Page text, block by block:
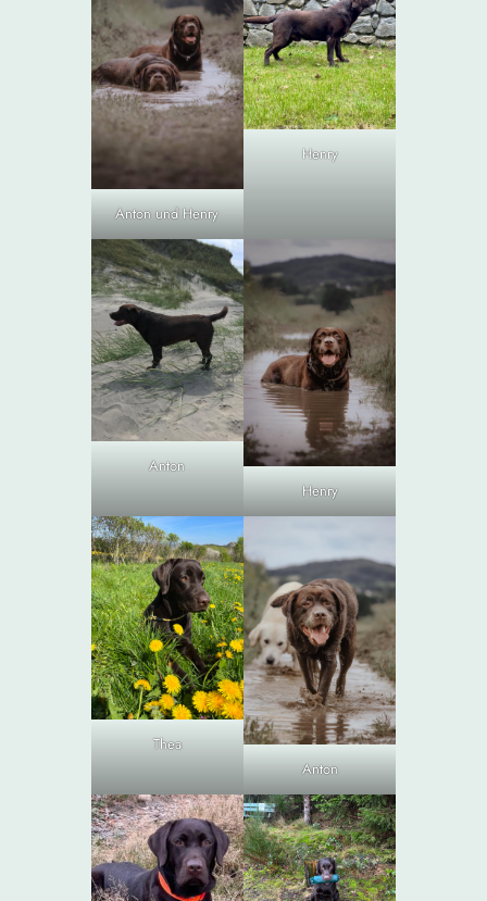
Anton und Henry
Henry
Anton
Henry
Thea
Anton